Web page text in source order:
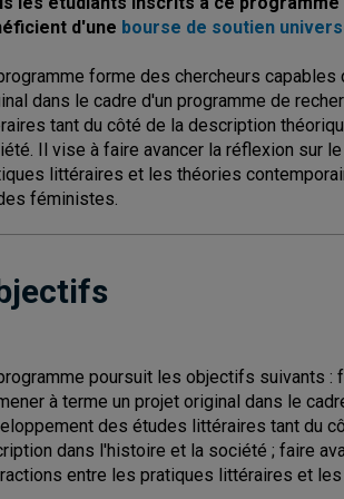
d'une bourse de soutien
forme des chercheurs
dans le cadre d'un programme de
tant du côté de la description
Il vise à faire avancer la réflexion sur
littéraires et les théories
féministes.
poursuit les objectifs suivants :
à terme un projet original dans le
des études littéraires tant du
dans l'histoire et la société ; faire
entre les pratiques littéraires et